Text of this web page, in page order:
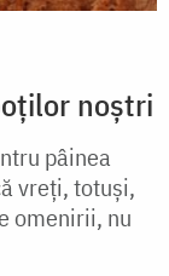
noștri
pâinea
vreţi, totuşi,
omenirii, nu